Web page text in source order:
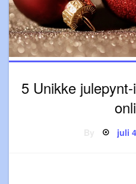
5 Unikke
on
juli